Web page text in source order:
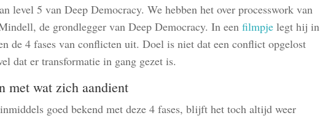
level 5 van Deep Democracy. We hebben het over processwork van
de grondlegger van Deep Democracy. In een filmpjelegt hij in
de 4 fases van conflicten uit. Doel is niet dat een conflict opgelost
dat er transformatie in gang gezet is.
met wat zich aandient
goed bekend met deze 4 fases, blijft het toch altijd weer